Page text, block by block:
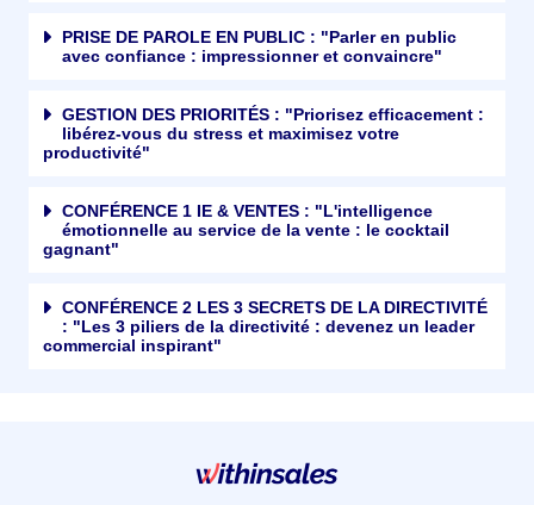
PRISE DE PAROLE EN PUBLIC : "Parler en public
avec confiance : impressionner et convaincre"
GESTION DES PRIORITÉS : "Priorisez efficacement :
libérez-vous du stress et maximisez votre
productivité"
CONFÉRENCE 1 IE & VENTES : "L'intelligence
émotionnelle au service de la vente : le cocktail
gagnant"
CONFÉRENCE 2 LES 3 SECRETS DE LA DIRECTIVITÉ
: "Les 3 piliers de la directivité : devenez un leader
commercial inspirant"